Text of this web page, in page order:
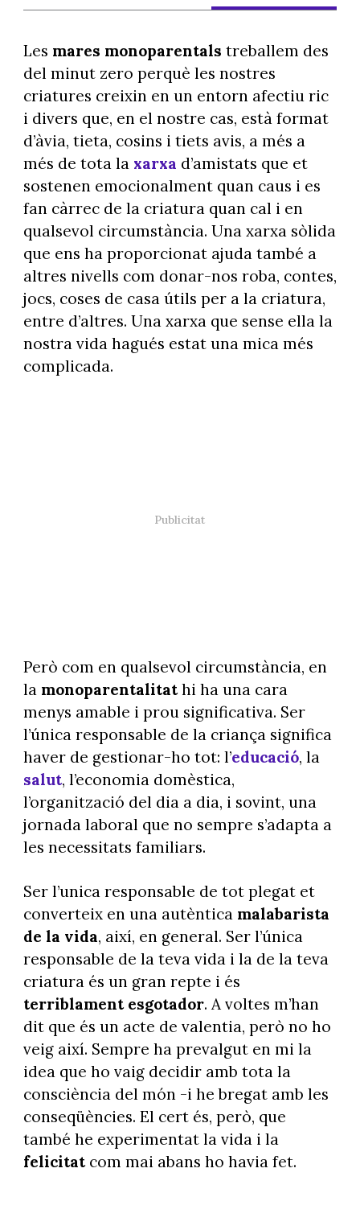
Les mares monoparentals treballem des
del minut zero perquè les nostres
criatures creixin en un entorn afectiu ric
i divers que, en el nostre cas, està format
d’àvia, tieta, cosins i tiets avis, a més a
més de tota la xarxa d’amistats que et
sostenen emocionalment quan caus i es
fan càrrec de la criatura quan cal i en
qualsevol circumstància. Una xarxa sòlida
que ens ha proporcionat ajuda també a
altres nivells com donar-nos roba, contes,
jocs, coses de casa útils per a la criatura,
entre d’altres. Una xarxa que sense ella la
nostra vida hagués estat una mica més
complicada.
Però com en qualsevol circumstància, en
la monoparentalitathi ha una cara
menys amable i prou significativa. Ser
l’única responsable de la criança significa
haver de gestionar-ho tot: l’educació, la
salut, l’economia domèstica,
l’organització del dia a dia, i sovint, una
jornada laboral que no sempre s’adapta a
les necessitats familiars.
Ser l’unica responsable de tot plegat et
converteix en una autèntica malabarista
de la vida, així, en general. Ser l’única
responsable de la teva vida i la de la teva
criatura és un gran repte i és
terriblament esgotador. A voltes m’han
dit que és un acte de valentia, però no ho
veig així. Sempre ha prevalgut en mi la
idea que ho vaig decidir amb tota la
consciència del món -i he bregat amb les
conseqüències. El cert és, però, que
també he experimentat la vida i la
felicitat com mai abans ho havia fet.